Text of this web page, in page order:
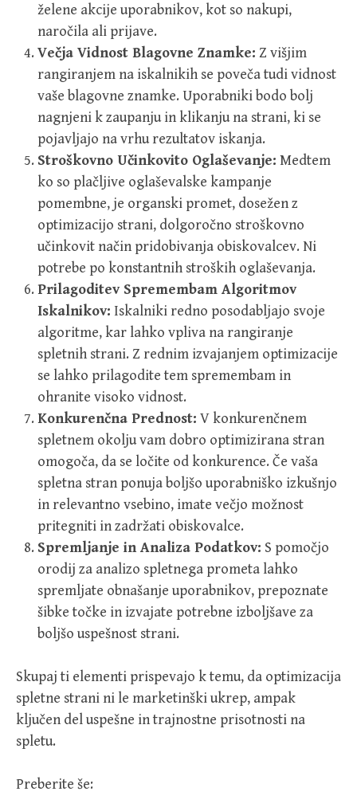
želene akcije uporabnikov, kot so nakupi,
naročila ali prijave.
Večja Vidnost Blagovne Znamke: Z višjim
rangiranjem na iskalnikih se poveča tudi vidnost
vaše blagovne znamke. Uporabniki bodo bolj
nagnjeni k zaupanju in klikanju na strani, ki se
pojavljajo na vrhu rezultatov iskanja.
Stroškovno Učinkovito Oglaševanje: Medtem
ko so plačljive oglaševalske kampanje
pomembne, je organski promet, dosežen z
optimizacijo strani, dolgoročno stroškovno
učinkovit način pridobivanja obiskovalcev. Ni
potrebe po konstantnih stroških oglaševanja.
Prilagoditev Spremembam Algoritmov
Iskalnikov: Iskalniki redno posodabljajo svoje
algoritme, kar lahko vpliva na rangiranje
spletnih strani. Z rednim izvajanjem optimizacije
se lahko prilagodite tem spremembam in
ohranite visoko vidnost.
Konkurenčna Prednost: V konkurenčnem
spletnem okolju vam dobro optimizirana stran
omogoča, da se ločite od konkurence. Če vaša
spletna stran ponuja boljšo uporabniško izkušnjo
in relevantno vsebino, imate večjo možnost
pritegniti in zadržati obiskovalce.
Spremljanje in Analiza Podatkov: S pomočjo
orodij za analizo spletnega prometa lahko
spremljate obnašanje uporabnikov, prepoznate
šibke točke in izvajate potrebne izboljšave za
boljšo uspešnost strani.
Skupaj ti elementi prispevajo k temu, da optimizacija
spletne strani ni le marketinški ukrep, ampak
ključen del uspešne in trajnostne prisotnosti na
spletu.
Preberite še: